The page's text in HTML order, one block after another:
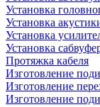
Установка
Установка
Установка
Установка
Протяжка кабеля
Изготовление
Изготовление
Изготовление